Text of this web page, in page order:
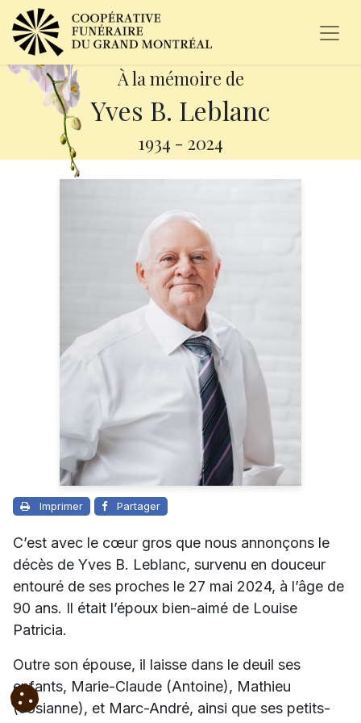
À la mémoire de
Yves B. Leblanc
1934 - 2024
Imprimer Partager
C’est avec le cœur gros que nous annonçons le
décès de Yves B. Leblanc, survenu en douceur
entouré de ses proches le 27 mai 2024, à l’âge de
90 ans. Il était l’époux bien-aimé de Louise
Patricia.
Outre son épouse, il laisse dans le deuil ses
enfants, Marie-Claude (Antoine), Mathieu
(Josianne), et Marc-André, ainsi que ses petits-